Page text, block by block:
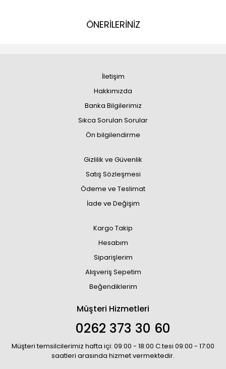
ÖNERİLERİNİZ
İletişim
Hakkımızda
Banka Bilgilerimiz
Sıkca Sorulan Sorular
Ön bilgilendirme
Gizlilik ve Güvenlik
Satış Sözleşmesi
Ödeme ve Teslimat
İade ve Değişim
Kargo Takip
Hesabım
Siparişlerim
Alışveriş Sepetim
Beğendiklerim
Müşteri Hizmetleri
0262 373 30 60
Müşteri temsilcilerimiz hafta içi: 09:00 - 18:00 C.tesi 09:00 - 17:00
saatleri arasında hizmet vermektedir.